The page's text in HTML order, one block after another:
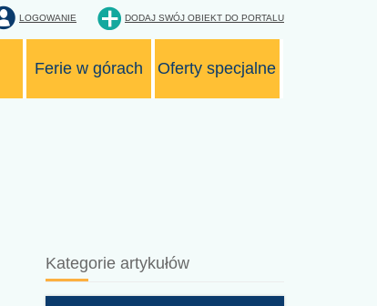
LOGOWANIE DODAJ SWÓJ OBIEKT DO PORTALU
Ferie w górach Oferty specjalne
Kategorie artykułów